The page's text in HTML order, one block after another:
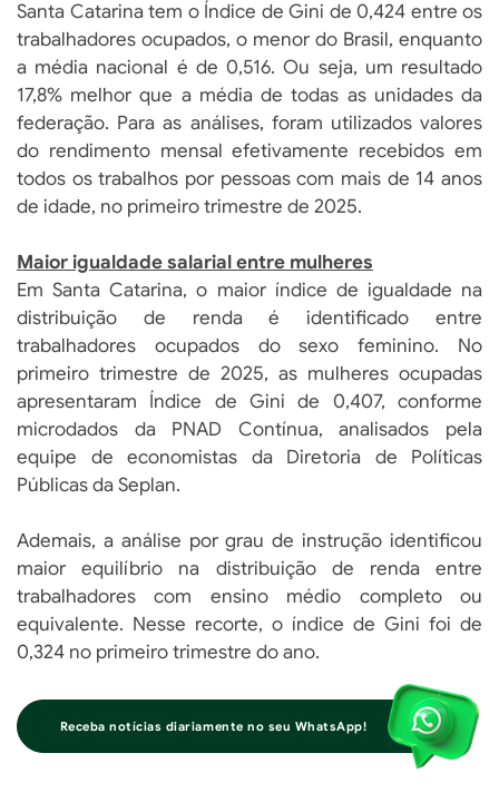
Santa Catarina tem o Índice de Gini de 0,424 entre os
trabalhadores ocupados, o menor do Brasil, enquanto
a média nacional é de 0,516. Ou seja, um resultado
17,8% melhor que a média de todas as unidades da
federação. Para as análises, foram utilizados valores
do rendimento mensal efetivamente recebidos em
todos os trabalhos por pessoas com mais de 14 anos
de idade, no primeiro trimestre de 2025.
Maior igualdade salarial entre mulheres
Em Santa Catarina, o maior índice de igualdade na
distribuição de renda é identificado entre
trabalhadores ocupados do sexo feminino. No
primeiro trimestre de 2025, as mulheres ocupadas
apresentaram Índice de Gini de 0,407, conforme
microdados da PNAD Contínua, analisados pela
equipe de economistas da Diretoria de Políticas
Públicas da Seplan.
Ademais, a análise por grau de instrução identificou
maior equilíbrio na distribuição de renda entre
trabalhadores com ensino médio completo ou
equivalente. Nesse recorte, o índice de Gini foi de
0,324 no primeiro trimestre do ano.
Receba notícias diariamente no seu WhatsApp!